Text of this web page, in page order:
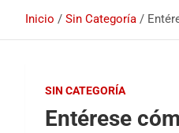
Inicio Sin Categoría
SIN CATEGORÍA
Entérese